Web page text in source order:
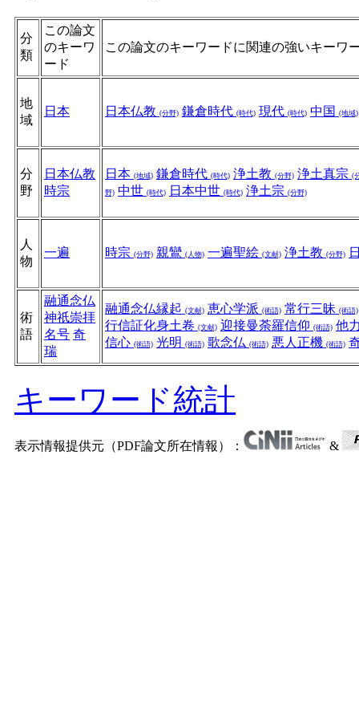
分
類
この論文
のキーワ
ード
この論文のキーワードに関連の強いキーワ
地
域
日本 日本仏教 (分野) 鎌倉時代 (時代) 現代 (時代) 中国 (地域)
分
野
日本仏教
時宗
日本 (地域) 鎌倉時代 (時代) 浄土教 (分野) 浄土真宗 (
野) 中世 (時代) 日本中世 (時代) 浄土宗 (分野)
人
物
一遍 時宗 (分野) 親鸞 (人物) 一遍聖絵 (文献) 浄土教 (分野)
術
語
融通念仏
神祇崇拝
名号 奇
瑞
融通念仏縁起 (文献) 恵心学派 (術語) 常行三昧 (術語)
行信証化身土卷 (文献) 迎接曼荼羅信仰 (術語) 他
信心 (術語) 光明 (術語) 歌念仏 (術語) 悪人正機 (術語)
キーワード統計
表示情報提供元（PDF論文所在情報）： &